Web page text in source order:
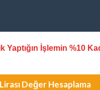
İşlemin %10
Değer Hesaplama